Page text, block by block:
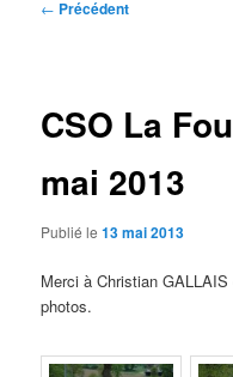
Navigation
← Précédent
CSO La
mai 2013
Publié le13 mai 2013
Merci à Christian
photos.